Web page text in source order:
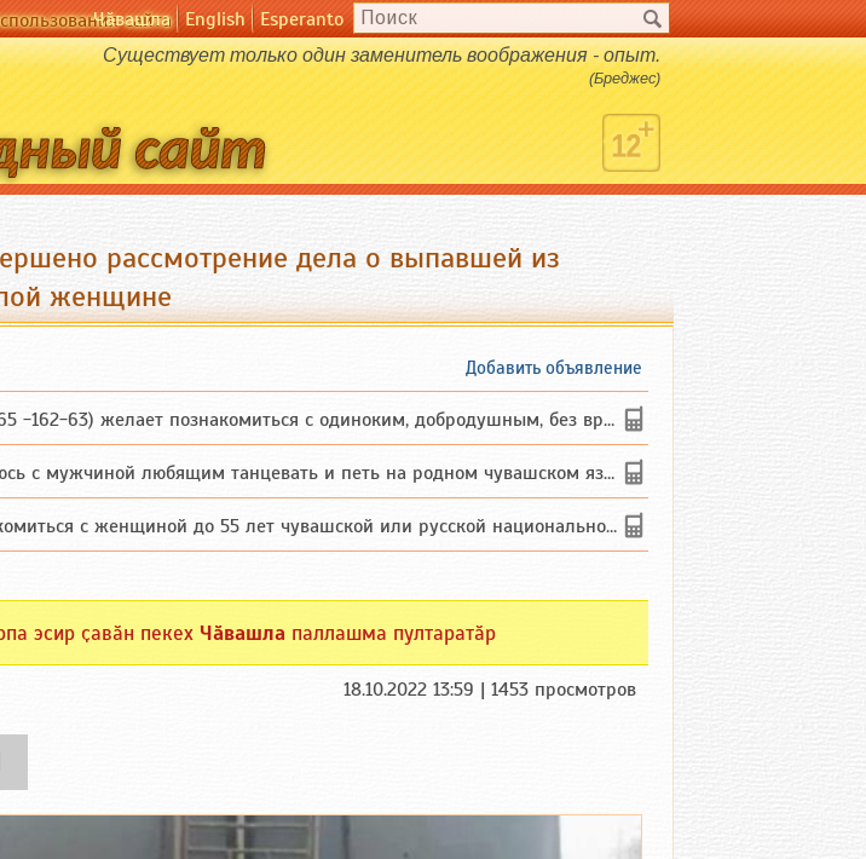
сайта
Чӑвашла English Esperanto
Существует только один заменитель воображения - опыт.
(Бреджес)
рассмотрение дела о выпавшей из
женщине
Добавить объявление
162-63) желает познакомиться с одиноким, добродушным, без вредных ...
с мужчиной любящим танцевать и петь на родном чувашском языке
с женщиной до 55 лет чувашской или русской национальности дл...
эсир ҫавӑн пекех Чӑвашла паллашма пултаратӑр
18.10.2022 13:59 | 1453 просмотров